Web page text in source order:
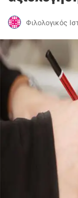
Φιλολογικός